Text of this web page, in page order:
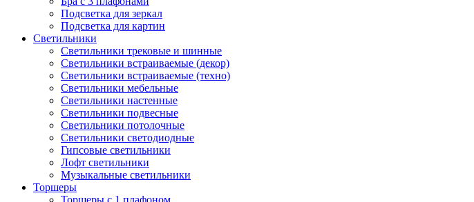
Подсветка для зеркал
Подсветка для картин
Светильники
Светильники трековые и шинные
Светильники встраиваемые (декор)
Светильники встраиваемые (техно)
Светильники мебельные
Светильники настенные
Светильники подвесные
Светильники потолочные
Светильники светодиодные
Гипсовые светильники
Лофт светильники
Музыкальные светильники
Торшеры
Торшеры с 1 плафоном